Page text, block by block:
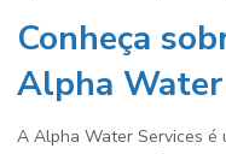
Conheça
Alpha
A Alpha Water Services é